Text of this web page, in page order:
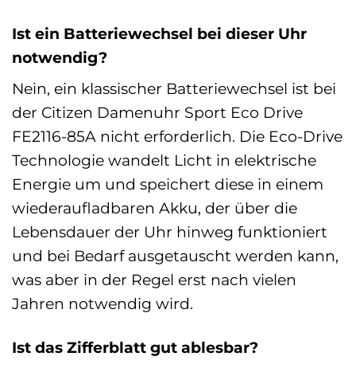
Ist ein Batteriewechsel bei dieser Uhr
notwendig?
Nein, ein klassischer Batteriewechsel ist bei
der Citizen Damenuhr Sport Eco Drive
FE2116-85A nicht erforderlich. Die Eco-Drive
Technologie wandelt Licht in elektrische
Energie um und speichert diese in einem
wiederaufladbaren Akku, der über die
Lebensdauer der Uhr hinweg funktioniert
und bei Bedarf ausgetauscht werden kann,
was aber in der Regel erst nach vielen
Jahren notwendig wird.
Ist das Zifferblatt gut ablesbar?